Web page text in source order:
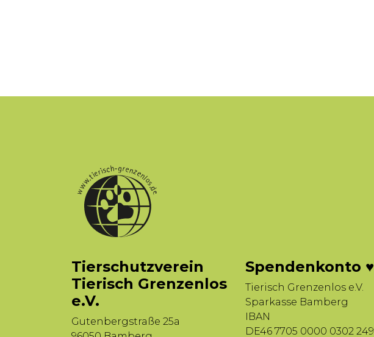
Tierschutzverein
Tierisch Grenzenlos
e.V.
Gutenbergstraße 25a
Spendenkonto ♥
Tierisch Grenzenlos e.V.
Sparkasse Bamberg
IBAN
DE46 7705 0000 0302